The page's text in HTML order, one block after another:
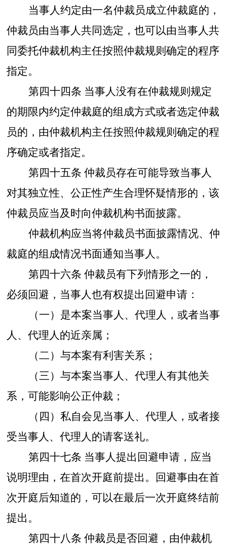
当事人约定由一名仲裁员成立仲裁庭的，
仲裁员由当事人共同选定，也可以由当事人共
同委托仲裁机构主任按照仲裁规则确定的程序
指定。
第四十四条 当事人没有在仲裁规则规定
的期限内约定仲裁庭的组成方式或者选定仲裁
员的，由仲裁机构主任按照仲裁规则确定的程
序确定或者指定。
第四十五条 仲裁员存在可能导致当事人
对其独立性、公正性产生合理怀疑情形的，该
仲裁员应当及时向仲裁机构书面披露。
仲裁机构应当将仲裁员书面披露情况、仲
裁庭的组成情况书面通知当事人。
第四十六条 仲裁员有下列情形之一的，
必须回避，当事人也有权提出回避申请：
（一）是本案当事人、代理人，或者当事
人、代理人的近亲属；
（二）与本案有利害关系；
（三）与本案当事人、代理人有其他关
系，可能影响公正仲裁；
（四）私自会见当事人、代理人，或者接
受当事人、代理人的请客送礼。
第四十七条 当事人提出回避申请，应当
说明理由，在首次开庭前提出。回避事由在首
次开庭后知道的，可以在最后一次开庭终结前
提出。
第四十八条 仲裁员是否回避，由仲裁机